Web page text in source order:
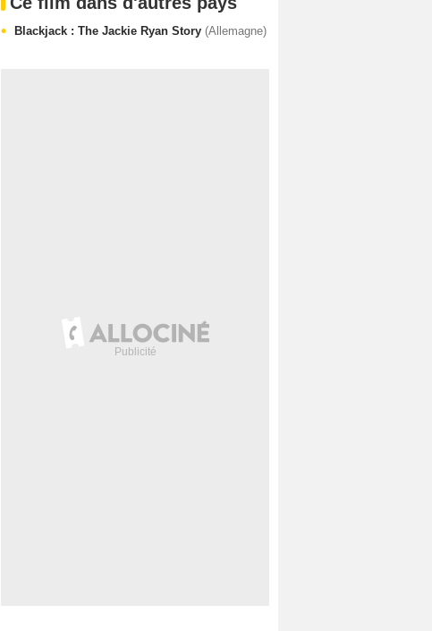
Blackjack : The Jackie Ryan Story (Allemagne)